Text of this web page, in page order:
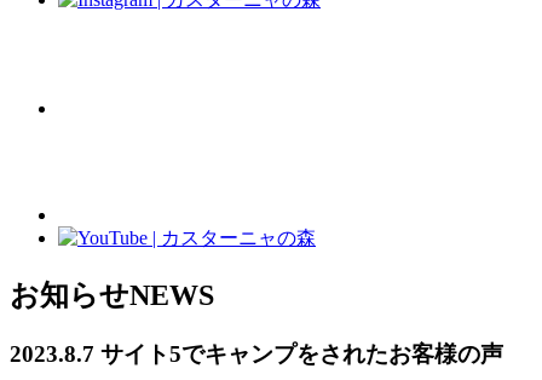
お知らせNEWS
2023.8.7 サイト5でキャンプをされたお客様の声